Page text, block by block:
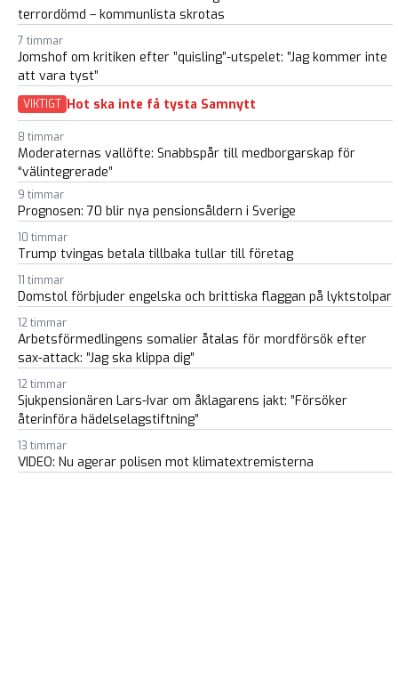
terrordömd – kommunlista skrotas
7 timmar
Jomshof om kritiken efter ”quisling”-utspelet: ”Jag kommer inte
att vara tyst”
VIKTIGT Hot ska inte få tysta Samnytt
8 timmar
Moderaternas vallöfte: Snabbspår till medborgarskap för
“välintegrerade”
9 timmar
Prognosen: 70 blir nya pensionsåldern i Sverige
10 timmar
Trump tvingas betala tillbaka tullar till företag
11 timmar
Domstol förbjuder engelska och brittiska flaggan på lyktstolpar
12 timmar
Arbetsförmedlingens somalier åtalas för mordförsök efter
sax-attack: ”Jag ska klippa dig”
12 timmar
Sjukpensionären Lars-Ivar om åklagarens jakt: ”Försöker
återinföra hädelselagstiftning”
13 timmar
VIDEO: Nu agerar polisen mot klimatextremisterna